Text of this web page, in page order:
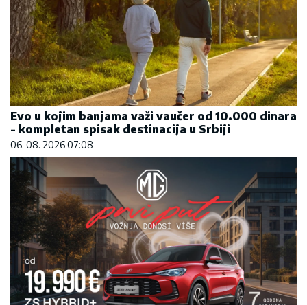
Evo u kojim banjama važi vaučer od 10.000 dinara
- kompletan spisak destinacija u Srbiji
06. 08. 2026 07:08